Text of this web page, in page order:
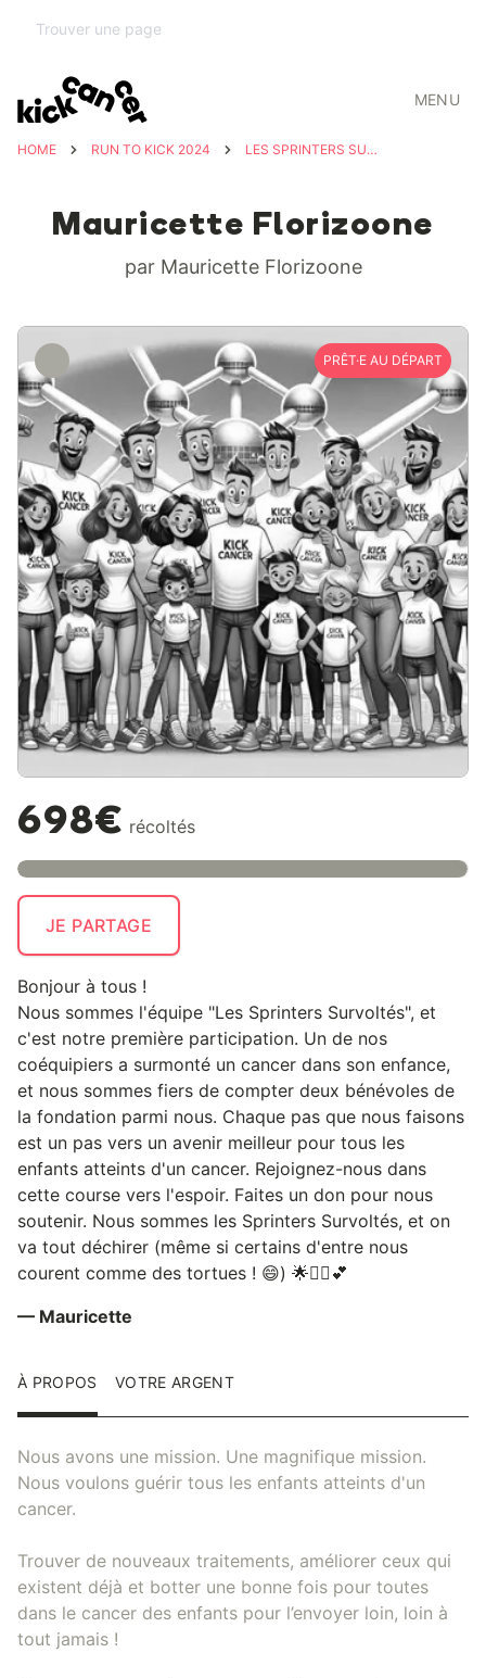
MENU
HOME RUN TO KICK 2024 LES SPRINTERS SURVOLTÉS
Mauricette Florizoone
par Mauricette Florizoone
PRÊT·E AU DÉPART
698€ récoltés
JE PARTAGE
Bonjour à tous !
Nous sommes l'équipe "Les Sprinters Survoltés", et
c'est notre première participation. Un de nos
coéquipiers a surmonté un cancer dans son enfance,
et nous sommes fiers de compter deux bénévoles de
la fondation parmi nous. Chaque pas que nous faisons
est un pas vers un avenir meilleur pour tous les
enfants atteints d'un cancer. Rejoignez-nous dans
cette course vers l'espoir. Faites un don pour nous
soutenir. Nous sommes les Sprinters Survoltés, et on
va tout déchirer (même si certains d'entre nous
courent comme des tortues ! 😄) 🌟🏃‍♂️💕
— Mauricette
À PROPOS VOTRE ARGENT
Nous avons une mission. Une magnifique mission.
Nous voulons guérir tous les enfants atteints d'un
cancer.
Trouver de nouveaux traitements, améliorer ceux qui
existent déjà et botter une bonne fois pour toutes
dans le cancer des enfants pour l’envoyer loin, loin à
tout jamais !